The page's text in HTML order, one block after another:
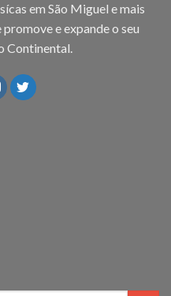
em São Miguel e mais
e expande o seu
Continental.